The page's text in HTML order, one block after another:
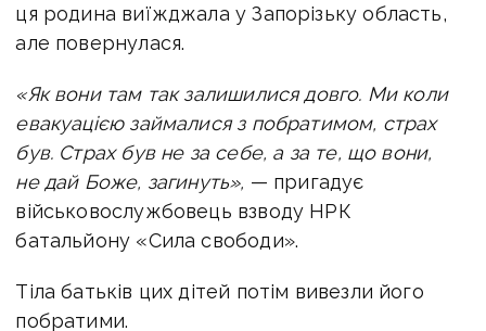
ця родина виїжджала у Запорізьку область,
але повернулася.
«Як вони там так залишилися довго. Ми коли
евакуацією займалися з побратимом, страх
був. Страх був не за себе, а за те, що вони,
не дай Боже, загинуть», — пригадує
військовослужбовець взводу НРК
батальйону «Сила свободи».
Тіла батьків цих дітей потім вивезли його
побратими.